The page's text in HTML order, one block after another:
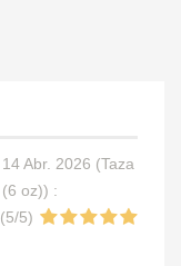
14 Abr. 2026 (Taza
oz)) :
(5/5)